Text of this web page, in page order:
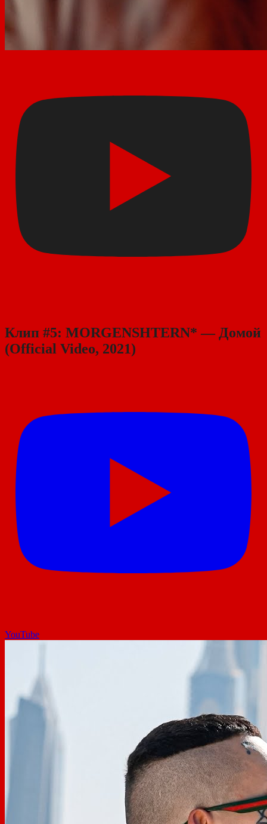
Клип #5: MORGENSHTERN* — Домой
(Official Video, 2021)
YouTube